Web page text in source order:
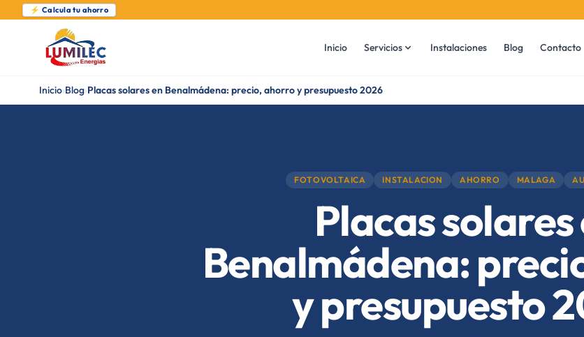
⚡ Calcula tu ahorro
Inicio Servicios Instalaciones Blog Contacto
Inicio›Blog›Placas solares en Benalmádena: precio, ahorro y presupuesto 2026
FOTOVOLTAICA INSTALACION AHORRO MALAGA
Placas solares
Benalmádena:
y presupuesto